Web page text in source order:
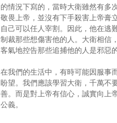
的情況下寫的，當時大衛雖然有多
敬畏上帝，並沒有下手殺害上帝膏
自己可以任人宰割。因此，他在逃
制裁那些想傷害他的人。大衛相信
客氣地控告那些追捕他的人是邪惡
在我們的生活中，有時可能因服事
盼望。我們應該學習大衛，千萬不
善。而是對上帝有信心，誠實向上
公義。